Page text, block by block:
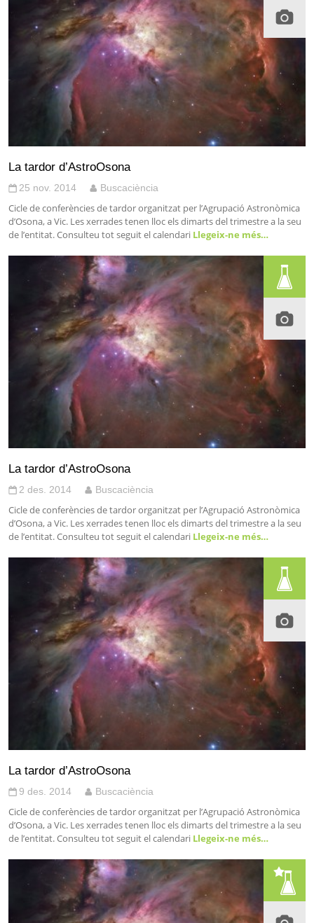
La tardor d’AstroOsona
25 nov. 2014 Buscaciència
Cicle de conferències de tardor organitzat per l’Agrupació Astronòmica
d’Osona, a Vic. Les xerrades tenen lloc els dimarts del trimestre a la seu
de l’entitat. Consulteu tot seguit el calendari Llegeix-ne més…
La tardor d’AstroOsona
2 des. 2014 Buscaciència
Cicle de conferències de tardor organitzat per l’Agrupació Astronòmica
d’Osona, a Vic. Les xerrades tenen lloc els dimarts del trimestre a la seu
de l’entitat. Consulteu tot seguit el calendari Llegeix-ne més…
La tardor d’AstroOsona
9 des. 2014 Buscaciència
Cicle de conferències de tardor organitzat per l’Agrupació Astronòmica
d’Osona, a Vic. Les xerrades tenen lloc els dimarts del trimestre a la seu
de l’entitat. Consulteu tot seguit el calendari Llegeix-ne més…